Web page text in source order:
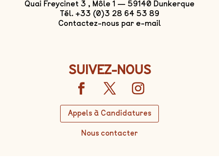
Quai Freycinet 3 , Môle 1 — 59140 Dunkerque
Tél. +33 (0)3 28 64 53 89
Contactez-nous par e-mail
SUIVEZ-NOUS
Appels à Candidatures
Nous contacter